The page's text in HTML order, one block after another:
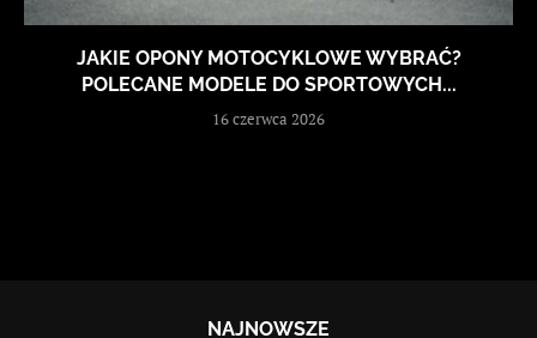
JAKIE OPONY MOTOCYKLOWE WYBRAĆ?
POLECANE MODELE DO SPORTOWYCH...
16 czerwca 2026
NAJNOWSZE